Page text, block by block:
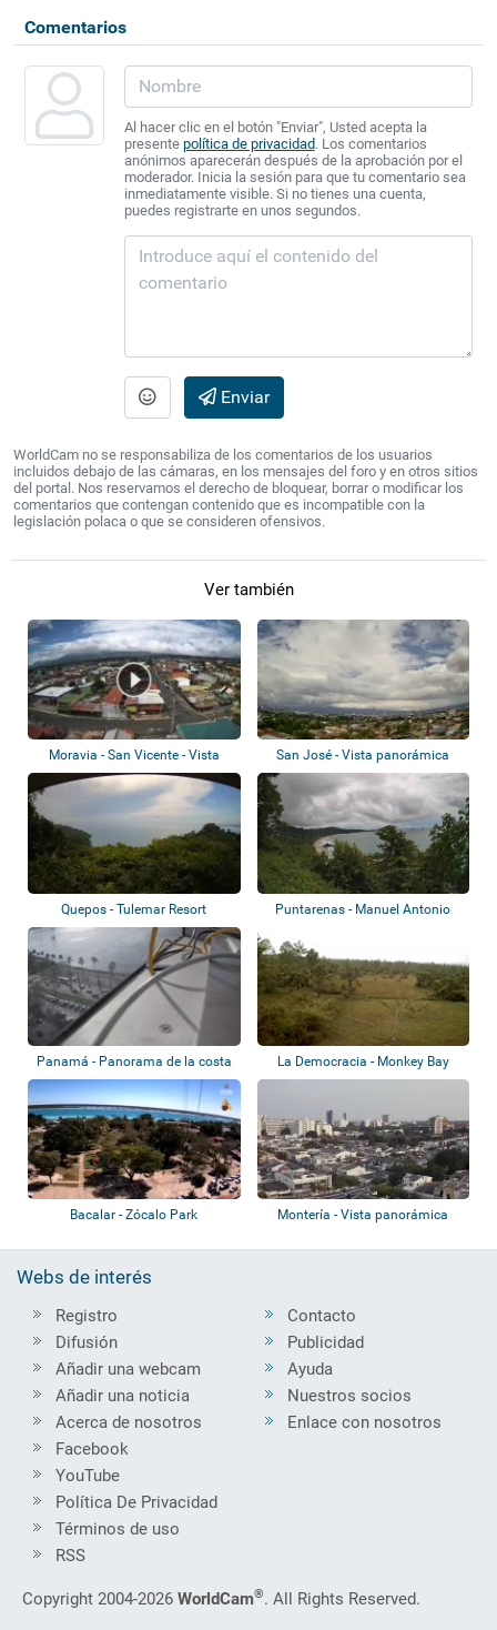
Comentarios
Al hacer clic en el botón "Enviar", Usted acepta la
presente política de privacidad. Los comentarios
anónimos aparecerán después de la aprobación por el
moderador. Inicia la sesión para que tu comentario sea
inmediatamente visible. Si no tienes una cuenta,
puedes registrarte en unos segundos.
Enviar
WorldCam no se responsabiliza de los comentarios de los usuarios
incluidos debajo de las cámaras, en los mensajes del foro y en otros sitios
del portal. Nos reservamos el derecho de bloquear, borrar o modificar los
comentarios que contengan contenido que es incompatible con la
legislación polaca o que se consideren ofensivos.
Ver también
Moravia - San Vicente - Vista
panorámica
San José - Vista panorámica
Quepos - Tulemar Resort
Puntarenas - Manuel Antonio
Panamá - Panorama de la costa
La Democracia - Monkey Bay
Wildlife Sanc...
Bacalar - Zócalo Park Montería - Vista panorámica
Webs de interés
Registro
Difusión
Añadir una webcam
Añadir una noticia
Acerca de nosotros
Contacto
Publicidad
Ayuda
Nuestros socios
Enlace con nosotros
Facebook
YouTube
Política De Privacidad
Términos de uso
RSS
Copyright 2004-2026 WorldCam®. All Rights Reserved.